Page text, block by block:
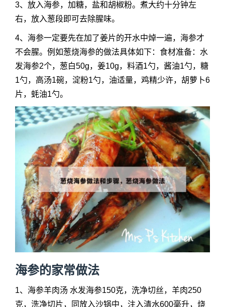
3、放入海参，加糖，盐和胡椒粉。煮大约十分钟左
右，放入葱段即可去除腥味。
4、海参一定要先在加了姜片的开水中焯一遍，海参才
不会腥。例如葱烧海参的做法具体如下：食材准备：水
发海参2个，葱白50g，姜10g，料酒1勺，酱油1勺，糖
1勺，高汤1碗，淀粉1勺，油适量，鸡精少许，胡萝卜6
片，蚝油1勺。
海参的家常做法
1、海参羊肉汤 水发海参150克，洗净切丝，羊肉250
克，洗净切片，同放入沙锅中，注入清水600毫升，烧